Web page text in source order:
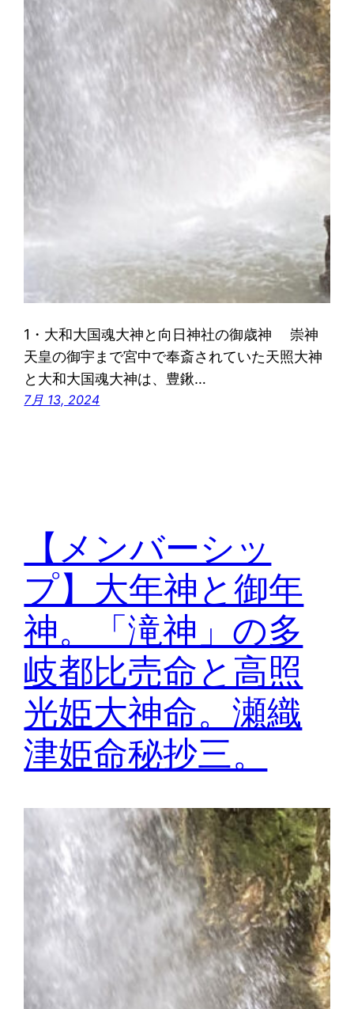
1・大和大国魂大神と向日神社の御歳神 崇神
天皇の御宇まで宮中で奉斎されていた天照大神
と大和大国魂大神は、豊鍬…
7月 13, 2024
【メンバーシッ
プ】大年神と御年
神。「滝神」の多
岐都比売命と高照
光姫大神命。瀬織
津姫命秘抄三。